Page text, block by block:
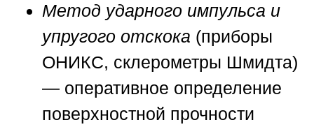
Метод ударного импульса и
упругого отскока (приборы
ОНИКС, склерометры Шмидта)
— оперативное определение
поверхностной прочности